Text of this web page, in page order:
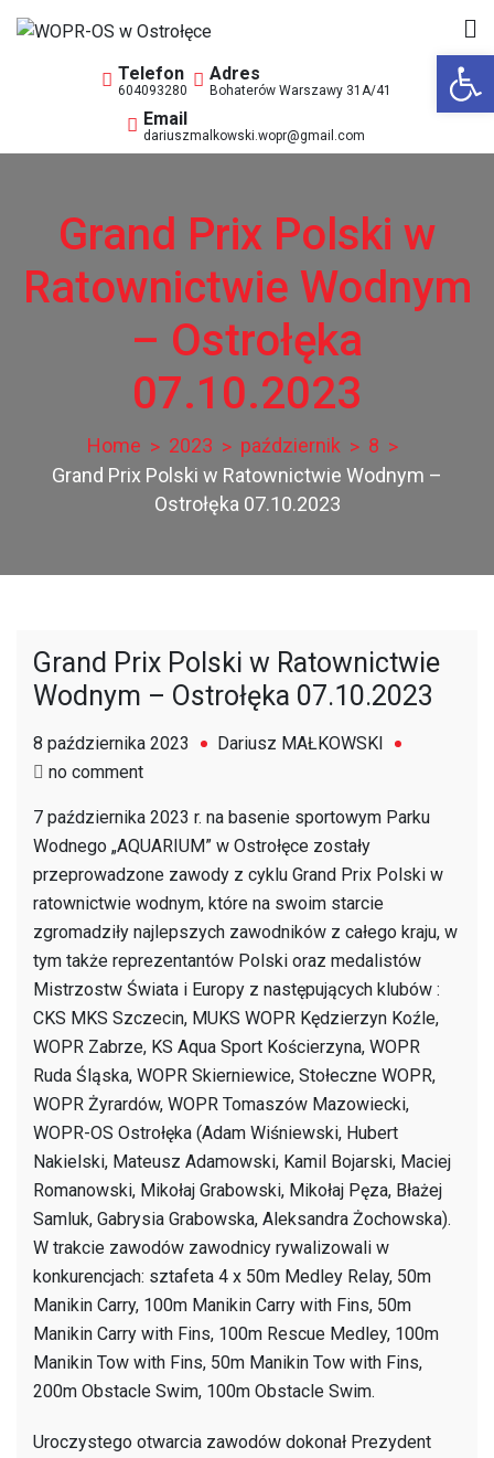
Skip
WOPR-OS w Ostrołęce
604093280 Bohaterów Warszawy 31A/41
dariuszmalkowski.wopr@gmail.com
Grand Prix Polski w
Ratownictwie Wodnym
– Ostrołęka
07.10.2023
Home 2023 październik
8
Grand Prix Polski w Ratownictwie Wodnym –
Ostrołęka 07.10.2023
Grand Prix Polski w Ratownictwie
Wodnym – Ostrołęka 07.10.2023
8 października 2023
Dariusz MAŁKOWSKI
no commenton
Prix
Polski
w
Ratownictwie
Wodnym
–
Ostrołęka
07.10.2023
7 października 2023 r. na basenie sportowym Parku
Wodnego „AQUARIUM” w Ostrołęce zostały
przeprowadzone zawody z cyklu Grand Prix Polski w
ratownictwie wodnym, które na swoim starcie
zgromadziły najlepszych zawodników z całego kraju, w
tym także reprezentantów Polski oraz medalistów
Mistrzostw Świata i Europy z następujących klubów :
CKS MKS Szczecin, MUKS WOPR Kędzierzyn Koźle,
WOPR Zabrze, KS Aqua Sport Kościerzyna, WOPR
Ruda Śląska, WOPR Skierniewice, Stołeczne WOPR,
WOPR Żyrardów, WOPR Tomaszów Mazowiecki,
WOPR-OS Ostrołęka (Adam Wiśniewski, Hubert
Nakielski, Mateusz Adamowski, Kamil Bojarski, Maciej
Romanowski, Mikołaj Grabowski, Mikołaj Pęza, Błażej
Samluk, Gabrysia Grabowska, Aleksandra Żochowska).
W trakcie zawodów zawodnicy rywalizowali w
konkurencjach: sztafeta 4 x 50m Medley Relay, 50m
Manikin Carry, 100m Manikin Carry with Fins, 50m
Manikin Carry with Fins, 100m Rescue Medley, 100m
Manikin Tow with Fins, 50m Manikin Tow with Fins,
200m Obstacle Swim, 100m Obstacle Swim.
Uroczystego otwarcia zawodów dokonał Prezydent